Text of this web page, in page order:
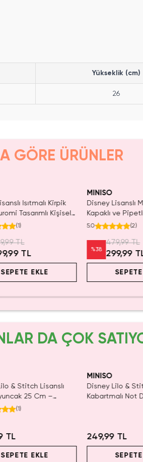
Yükseklik (cm)
26
GÖRE ÜRÜNLER
Isıtmalı Kirpik
Tasarımlı Kişisel
cm(1)
TL
TL
SEPETE EKLE
MINISO
Disney Lisanslı
Kapaklı ve
Şeffaf ve
5.0 (2)
%38
479,99 TL
299,99
DA ÇOK
& Stitch Lisanslı
25 Cm –
Kostümlü Tasarım
(1)
TL
SEPETE EKLE
MINISO
Disney Lilo &
Kabartmalı Not
249,99 TL